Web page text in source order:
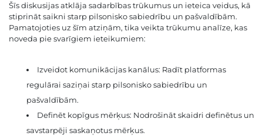
Šīs diskusijas atklāja sadarbības trūkumus un ieteica veidus, kā
stiprināt saikni starp pilsonisko sabiedrību un pašvaldībām.
Pamatojoties uz šīm atziņām, tika veikta trūkumu analīze, kas
noveda pie svarīgiem ieteikumiem:
Izveidot komunikācijas kanālus: Radīt platformas
regulārai saziņai starp pilsonisko sabiedrību un
pašvaldībām.
Definēt kopīgus mērķus: Nodrošināt skaidri definētus un
savstarpēji saskaņotus mērķus.